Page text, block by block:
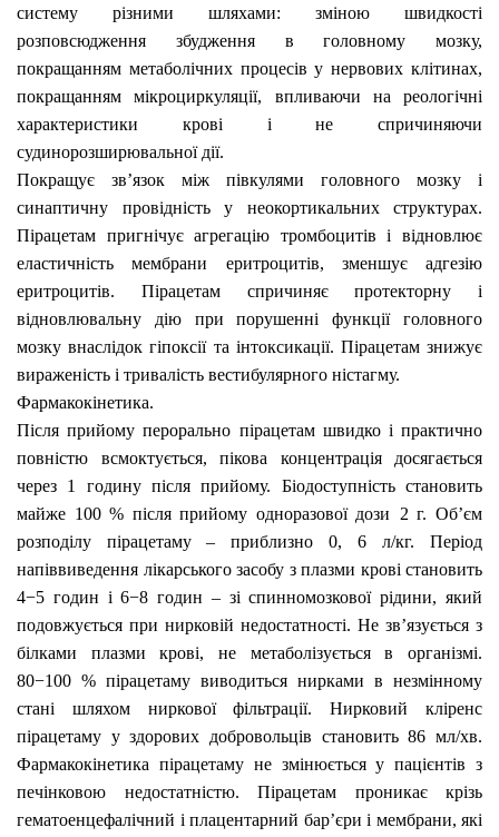
систему різними шляхами: зміною швидкості
розповсюдження збудження в головному мозку,
покращанням метаболічних процесів у нервових клітинах,
покращанням мікроциркуляції, впливаючи на реологічні
характеристики крові і не спричиняючи
судинорозширювальної дії.
Покращує зв’язок між півкулями головного мозку і
синаптичну провідність у неокортикальних структурах.
Пірацетам пригнічує агрегацію тромбоцитів і відновлює
еластичність мембрани еритроцитів, зменшує адгезію
еритроцитів. Пірацетам спричиняє протекторну і
відновлювальну дію при порушенні функції головного
мозку внаслідок гіпоксії та інтоксикації. Пірацетам знижує
вираженість і тривалість вестибулярного ністагму.
Фармакокінетика.
Після прийому перорально пірацетам швидко і практично
повністю всмоктується, пікова концентрація досягається
через 1 годину після прийому. Біодоступність становить
майже 100 % після прийому одноразової дози
2 г. Об’єм
розподілу пірацетаму – приблизно 0, 6
л/кг. Період
напіввиведення лікарського засобу з плазми крові становить
4−5 годин і 6−8 годин – зі спинномозкової рідини, який
подовжується при нирковій недостатності. Не зв’язується з
білками плазми крові, не метаболізується в організмі.
80−100 % пірацетаму виводиться нирками в незмінному
стані шляхом ниркової фільтрації. Нирковий кліренс
пірацетаму у здорових добровольців становить 86 мл/хв.
Фармакокінетика пірацетаму не змінюється у пацієнтів з
печінковою недостатністю. Пірацетам проникає крізь
гематоенцефалічний і плацентарний бар’єри і мембрани, які